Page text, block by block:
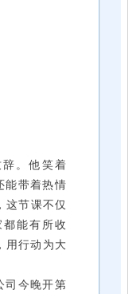
。他笑着
能带着热情
这节课不仅
能有所收
用行动为大
司今晚开第